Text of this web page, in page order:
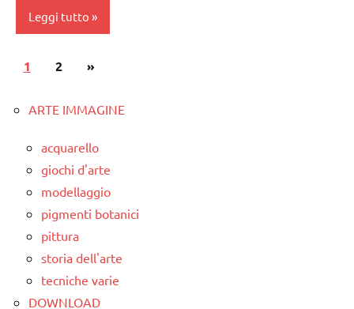
TUTTI GLI
ARTICOLI
6
anni
GIOCHI
GRUPPO
e giochi
cantati
ARGOMENTI
PER ETA'
ARTICOLI
Leggi tutto
GIOCHI
GRUPPO
e giochi
cantati
TUTTI GLI
ARTICOLI
Paginazione
articoli
1 2
Articolo
»
ARTE IMMAGINE
acquarello
giochi d'arte
modellaggio
pigmenti botanici
pittura
storia dell'arte
tecniche varie
DOWNLOAD